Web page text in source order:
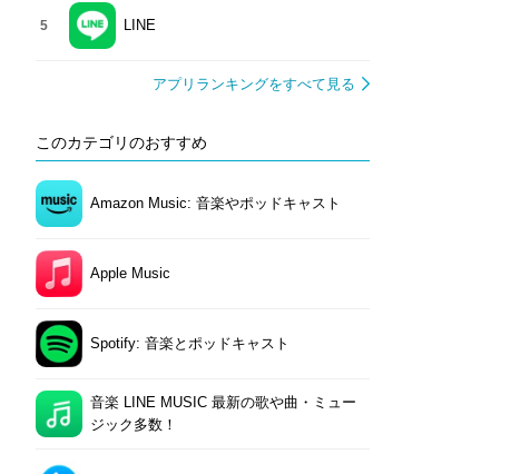
5 LINE
アプリランキングをすべて見る
このカテゴリのおすすめ
Amazon Music: 音楽やポッドキャスト
Apple Music
Spotify: 音楽とポッドキャスト
音楽 LINE MUSIC 最新の歌や曲・ミュー
ジック多数！